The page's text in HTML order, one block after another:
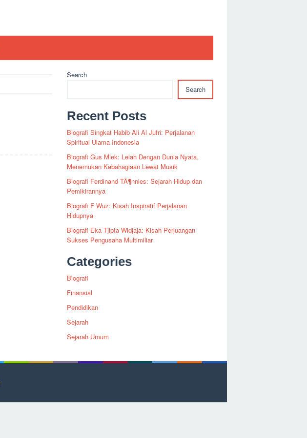
Search
Search
Recent Posts
Biografi Singkat Habib Ali Al Jufri: Perjalanan
Spiritual Ulama Indonesia
Biografi Gus Miek: Lelah Dengan Dunia Nyata,
Menemukan Kebahagiaan Lewat Musik
Biografi Ferdinand TÃ¶nnies: Sejarah Hidup dan
Pemikirannya
Biografi F Wuz: Kisah Inspiratif Perjalanan
Hidupnya
Biografi Eka Tjipta Widjaja: Kisah Perjuangan
Sukses Pengusaha Multimiliar
Categories
Biografi
Finansial
Pendidikan
Sejarah
Sejarah Umum